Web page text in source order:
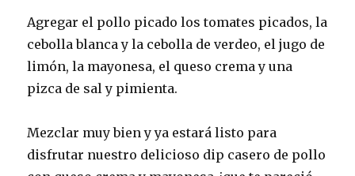
Agregar el pollo picado los tomates picados, la
cebolla blanca y la cebolla de verdeo, el jugo de
limón, la mayonesa, el queso crema y una
pizca de sal y pimienta.
Mezclar muy bien y ya estará listo para
disfrutar nuestro delicioso dip casero de pollo